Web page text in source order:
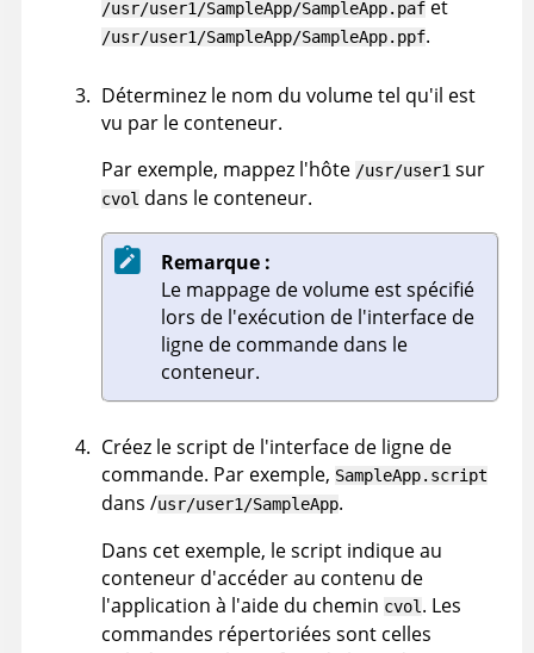
/usr/user1/SampleApp/SampleApp.paf et
/usr/user1/SampleApp/SampleApp.ppf.
Déterminez le nom du volume tel qu'il est
vu par le conteneur.
Par exemple, mappez l'hôte /usr/user1 sur
cvol dans le conteneur.
Remarque :
Le mappage de volume est spécifié
lors de l'exécution de l'interface de
ligne de commande dans le
conteneur.
Créez le script de l'interface de ligne de
commande. Par exemple, SampleApp.script
dans /usr/user1/SampleApp.
Dans cet exemple, le script indique au
conteneur d'accéder au contenu de
l'application à l'aide du chemin cvol . Les
commandes répertoriées sont celles